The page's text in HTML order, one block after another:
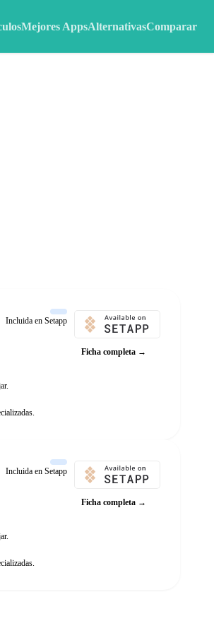
Mejores AppsAlternativasComparar
Incluida en Setapp
Ficha completa →
Incluida en Setapp
Ficha completa →